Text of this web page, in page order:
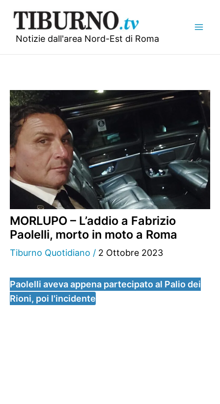
contenuto
Notizie dall'area Nord-Est di Roma
MORLUPO – L’addio a Fabrizio
Paolelli, morto in moto a Roma
Tiburno Quotidiano / 2 Ottobre 2023
Paolelli aveva appena partecipato al Palio dei
Rioni, poi l'incidente